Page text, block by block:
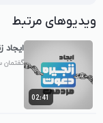
ویدیوهای مرتبط
02:41
گفتمان